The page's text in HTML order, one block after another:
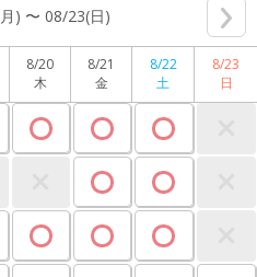
) 〜 08/23(日)
8/20
木
8/21
金
8/22
土
8/23
日